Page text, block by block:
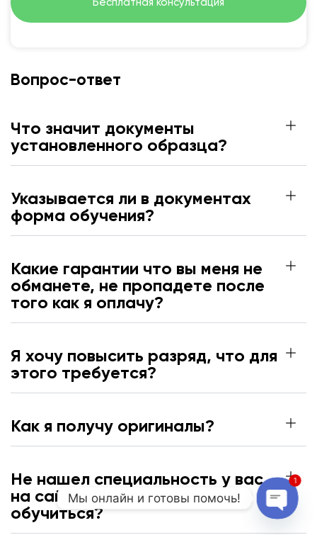
Бесплатная консультация
Вопрос-ответ
Что значит документы
установленного образца?
Указывается ли в документах
форма обучения?
Какие гарантии что вы меня не
обманете, не пропадете после
того как я оплачу?
Я хочу повысить разряд, что для
этого требуется?
Как я получу оригиналы?
Не нашел специальность у вас
на сайте по которой надо
обучиться?
Мы онлайн и готовы помочь!
1